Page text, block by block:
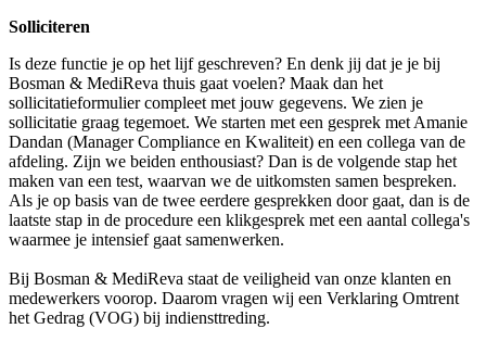
Solliciteren
Is deze functie je op het lijf geschreven? En denk jij dat je je bij
Bosman & MediReva thuis gaat voelen? Maak dan het
sollicitatieformulier compleet met jouw gegevens. We zien je
sollicitatie graag tegemoet. We starten met een gesprek met Amanie
Dandan (Manager Compliance en Kwaliteit) en een collega van de
afdeling. Zijn we beiden enthousiast? Dan is de volgende stap het
maken van een test, waarvan we de uitkomsten samen bespreken.
Als je op basis van de twee eerdere gesprekken door gaat, dan is de
laatste stap in de procedure een klikgesprek met een aantal collega's
waarmee je intensief gaat samenwerken.
Bij Bosman & MediReva staat de veiligheid van onze klanten en
medewerkers voorop. Daarom vragen wij een Verklaring Omtrent
het Gedrag (VOG) bij indiensttreding.